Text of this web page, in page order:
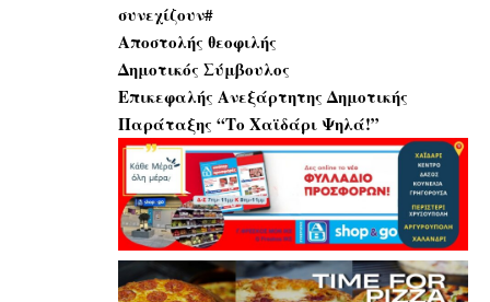
συνεχίζουν#
Αποστολής θεοφιλής
Δημοτικός Σύμβουλος
Επικεφαλής Ανεξάρτητης Δημοτικής
Παράταξης “Το Χαϊδάρι Ψηλά!”